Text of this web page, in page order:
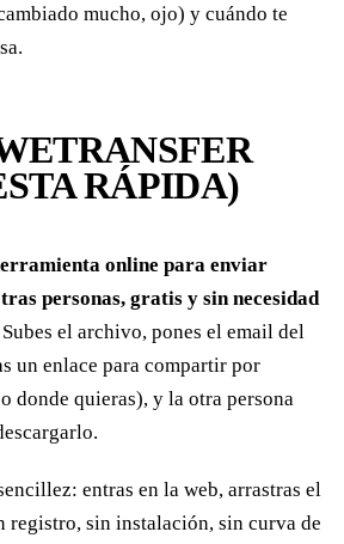
mucho, ojo) y cuándo te
RÁPIDA)
online para enviar
personas, gratis y sin necesidad
Subes el archivo, pones el email del
un enlace para compartir por
donde quieras), y la otra persona
entras en la web, arrastras el
registro, sin instalación, sin curva de